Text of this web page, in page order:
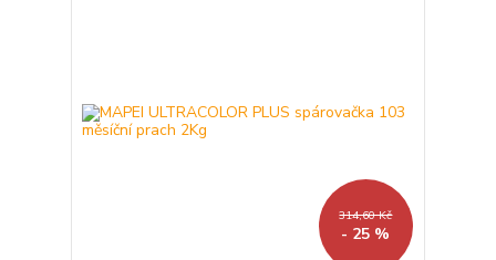
314,60 Kč
- 25 %